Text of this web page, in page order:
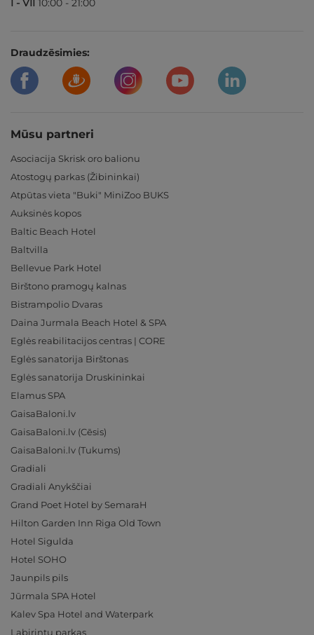
I - VII 10:00 - 21:00
Draudzēsimies:
Mūsu partneri
Asociacija Skrisk oro balionu
Atostogų parkas (Žibininkai)
Atpūtas vieta "Buki" MiniZoo BUKS
Auksinės kopos
Baltic Beach Hotel
Baltvilla
Bellevue Park Hotel
Birštono pramogų kalnas
Bistrampolio Dvaras
Daina Jurmala Beach Hotel & SPA
Eglės reabilitacijos centras | CORE
Eglės sanatorija Birštonas
Eglės sanatorija Druskininkai
Elamus SPA
GaisaBaloni.lv
GaisaBaloni.lv (Cēsis)
GaisaBaloni.lv (Tukums)
Gradiali
Gradiali Anykščiai
Grand Poet Hotel by SemaraH
Hilton Garden Inn Riga Old Town
Hotel Sigulda
Hotel SOHO
Jaunpils pils
Jūrmala SPA Hotel
Kalev Spa Hotel and Waterpark
Labirintų parkas